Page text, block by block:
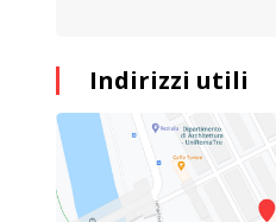
Indirizzi utili